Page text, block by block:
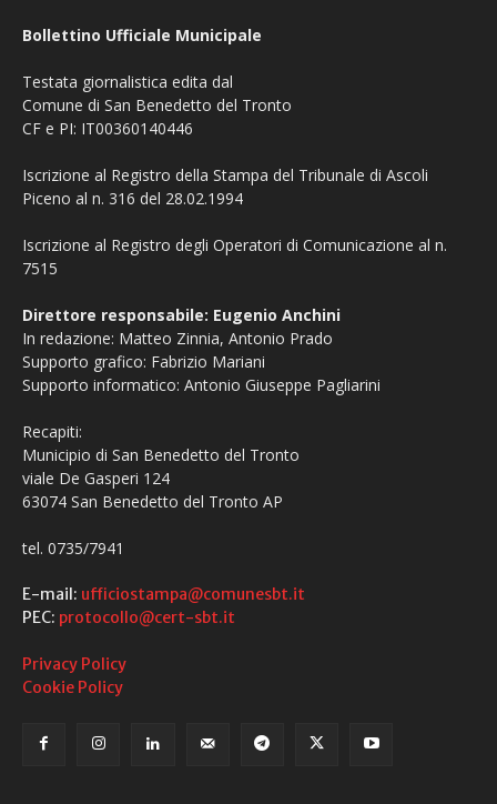
Bollettino Ufficiale Municipale
Testata giornalistica edita dal
Comune di San Benedetto del Tronto
CF e PI: IT00360140446
Iscrizione al Registro della Stampa del Tribunale di Ascoli
Piceno al n. 316 del 28.02.1994
Iscrizione al Registro degli Operatori di Comunicazione al n.
7515
Direttore responsabile: Eugenio Anchini
In redazione: Matteo Zinnia, Antonio Prado
Supporto grafico: Fabrizio Mariani
Supporto informatico: Antonio Giuseppe Pagliarini
Recapiti:
Municipio di San Benedetto del Tronto
viale De Gasperi 124
63074 San Benedetto del Tronto AP
tel. 0735/7941
E-mail: ufficiostampa@comunesbt.it
PEC: protocollo@cert-sbt.it
Privacy Policy
Cookie Policy